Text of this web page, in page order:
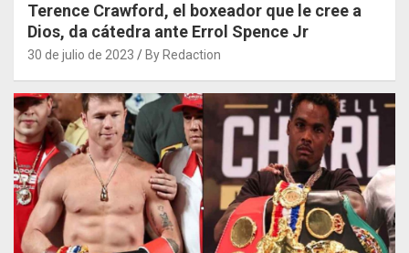
Terence Crawford, el boxeador que le cree a
Dios, da cátedra ante Errol Spence Jr
30 de julio de 2023 By Redaction